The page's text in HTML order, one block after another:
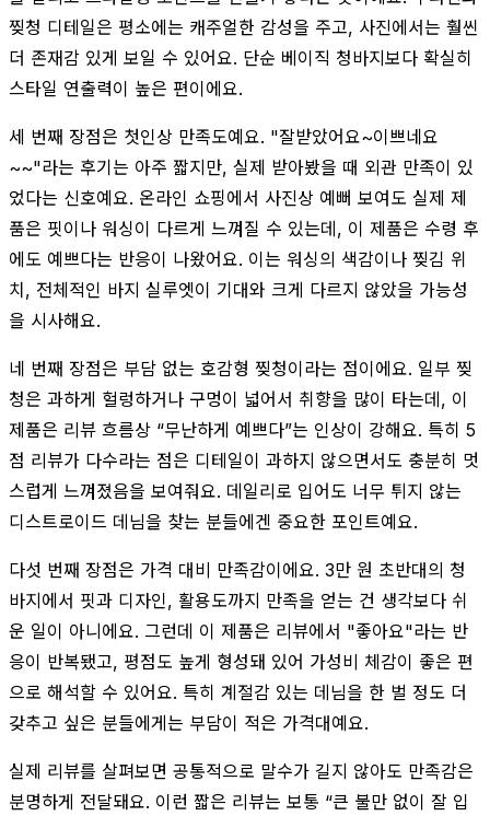
찢청 디테일은 평소에는 캐주얼한 감성을 주고, 사진에서는 훨씬
더 존재감 있게 보일 수 있어요. 단순 베이직 청바지보다 확실히
스타일 연출력이 높은 편이에요.
세 번째 장점은 첫인상 만족도예요. "잘받았어요~이쁘네요
~~"라는 후기는 아주 짧지만, 실제 받아봤을 때 외관 만족이 있
었다는 신호예요. 온라인 쇼핑에서 사진상 예뻐 보여도 실제 제
품은 핏이나 워싱이 다르게 느껴질 수 있는데, 이 제품은 수령 후
에도 예쁘다는 반응이 나왔어요. 이는 워싱의 색감이나 찢김 위
치, 전체적인 바지 실루엣이 기대와 크게 다르지 않았을 가능성
을 시사해요.
네 번째 장점은 부담 없는 호감형 찢청이라는 점이에요. 일부 찢
청은 과하게 헐렁하거나 구멍이 넓어서 취향을 많이 타는데, 이
제품은 리뷰 흐름상 “무난하게 예쁘다”는 인상이 강해요. 특히 5
점 리뷰가 다수라는 점은 디테일이 과하지 않으면서도 충분히 멋
스럽게 느껴졌음을 보여줘요. 데일리로 입어도 너무 튀지 않는
디스트로이드 데님을 찾는 분들에겐 중요한 포인트예요.
다섯 번째 장점은 가격 대비 만족감이에요. 3만 원 초반대의 청
바지에서 핏과 디자인, 활용도까지 만족을 얻는 건 생각보다 쉬
운 일이 아니에요. 그런데 이 제품은 리뷰에서 "좋아요"라는 반
응이 반복됐고, 평점도 높게 형성돼 있어 가성비 체감이 좋은 편
으로 해석할 수 있어요. 특히 계절감 있는 데님을 한 벌 정도 더
갖추고 싶은 분들에게는 부담이 적은 가격대예요.
실제 리뷰를 살펴보면 공통적으로 말수가 길지 않아도 만족감은
분명하게 전달돼요. 이런 짧은 리뷰는 보통 “큰 불만 없이 잘 입